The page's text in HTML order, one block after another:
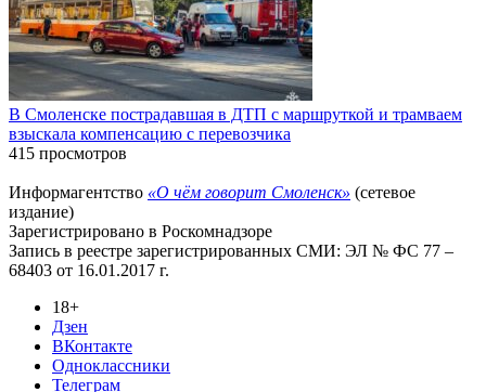
В Смоленске пострадавшая в ДТП с маршруткой и трамваем
взыскала компенсацию с перевозчика
415 просмотров
Информагентство «О чём говорит Смоленск» (сетевое
издание)
Зарегистрировано в Роскомнадзоре
Запись в реестре зарегистрированных СМИ: ЭЛ № ФС 77 –
68403 от 16.01.2017 г.
18+
Дзен
ВКонтакте
Одноклассники
Телеграм